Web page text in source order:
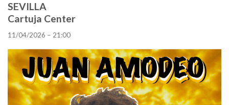
SEVILLA
Cartuja Center
11/04/2026 – 21:00